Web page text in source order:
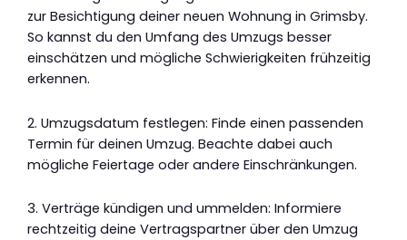
zur Besichtigung deiner neuen Wohnung in Grimsby.
So kannst du den Umfang des Umzugs besser
einschätzen und mögliche Schwierigkeiten frühzeitig
erkennen.
2. Umzugsdatum festlegen: Finde einen passenden
Termin für deinen Umzug. Beachte dabei auch
mögliche Feiertage oder andere Einschränkungen.
3. Verträge kündigen und ummelden: Informiere
rechtzeitig deine Vertragspartner über den Umzug